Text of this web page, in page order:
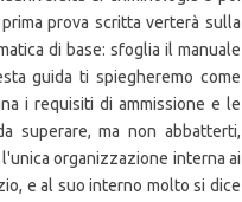
prova scritta verterà sulla
di base: sfoglia il manuale
guida ti spiegheremo come
i requisiti di ammissione e le
superare, ma non abbatterti,
organizzazione interna ai
e al suo interno molto si dice